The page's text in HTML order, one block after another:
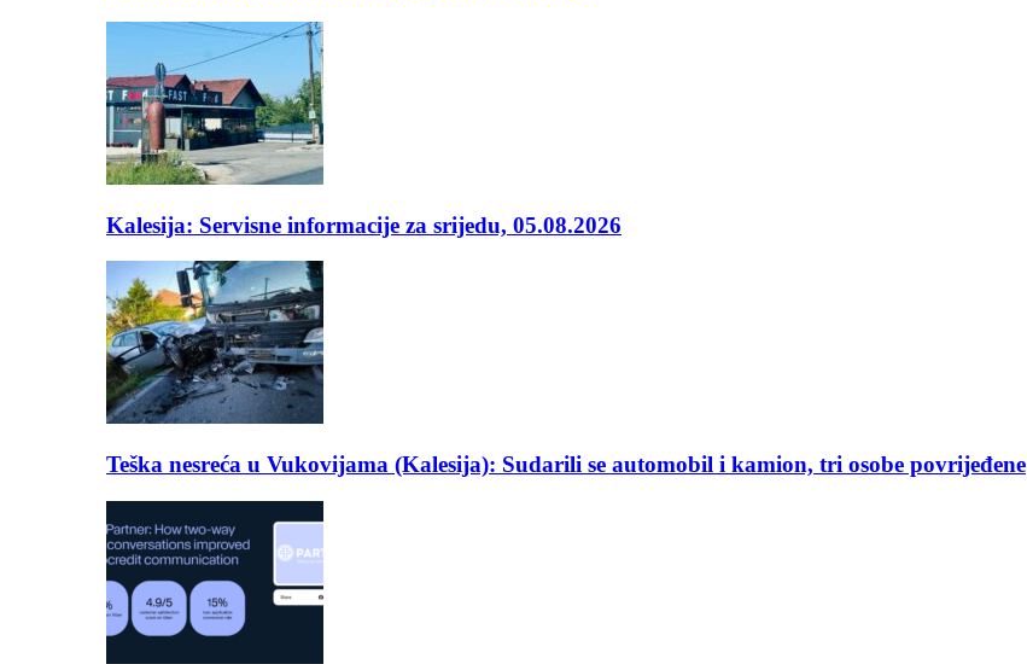
Kalesija: Servisne informacije za srijedu, 05.08.2026
Teška nesreća u Vukovijama (Kalesija): Sudarili se automobil i kamion, tri osobe povrijeđene